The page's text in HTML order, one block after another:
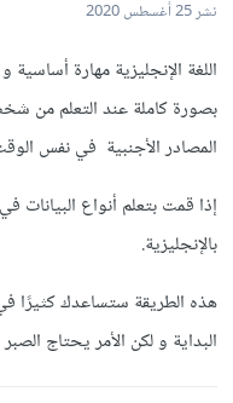
نشر25 أغسطس 2020
اللغة الإنجليزية مهارة
بصورة كاملة عند التعلم من
المصادر الأجنبية في نفس
بالإنجليزية.
هذه الطريقة ستساعدك كثيرًا
البداية و لكن الأمر يحتاج